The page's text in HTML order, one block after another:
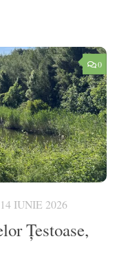
0
14 IUNIE 2026
Țestoase,